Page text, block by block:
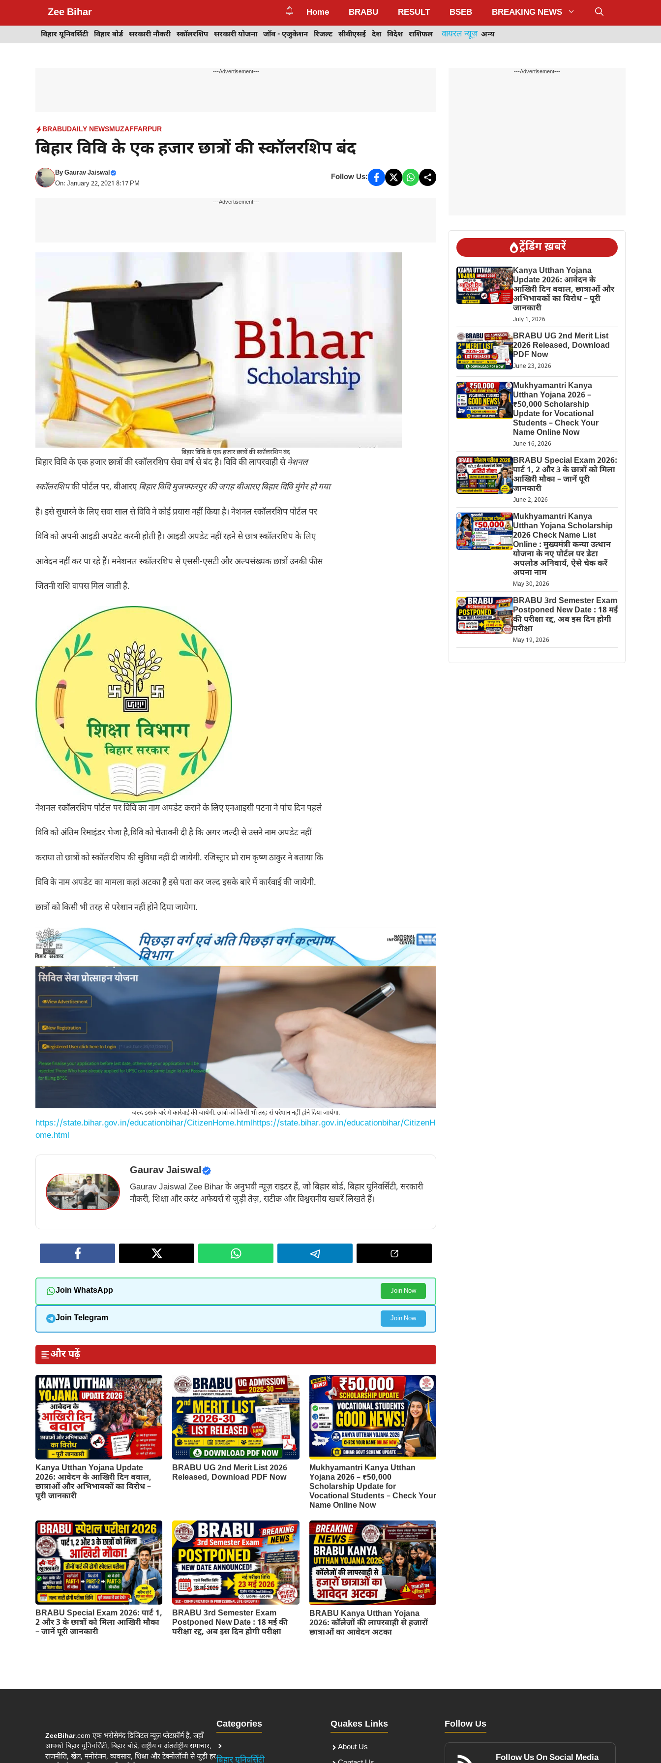
Zee Bihar Home BRABU RESULT BSEB BREAKING NEWS
बिहार यूनिवर्सिटी बिहार बोर्ड सरकारी नौकरी स्कॉलरशिप सरकारी योजना जॉब - एजुकेशन रिजल्ट सीबीएसई देश विदेश राशिफल वायरल न्यूज़ अन्य
---Advertisement---
BRABUDAILY NEWSMUZAFFARPUR
बिहार विवि के एक हजार छात्रों की स्कॉलरशिप बंद
ByGaurav Jaiswal
On: January 22, 2021 8:17 PM
Follow Us:
---Advertisement---
बिहार विवि के एक हजार छात्रों की स्कॉलरशिप बंद
बिहार विवि के एक हजार छात्रों की स्कॉलरशिप सेवा वर्ष से बंद है। विवि की लापरवाही से नेशनल
स्कॉलरशिपकी पोर्टल पर, बीआरएबिहार विवि मुजफ्फरपुर की जगह बीआरए बिहार विवि मुंगेर हो गया
है। इसे सुधारने के लिए सवा साल से विवि ने कोई प्रयास नहीं किया है। नेशनल स्कॉलरशिप पोर्टल पर
विवि को अपनी आइडी अपडेट करनी होती है। आइडी अपडेट नहीं रहने से छात्र स्कॉलरशिप के लिए
आवेदन नहीं कर पा रहे हैं। मनेशनल स्कॉलरशिप से एससी-एसटी और अल्पसंख्यक छात्रों उनकी फीस
जितनी राशि वापस मिल जाती है.
नेशनल स्कॉलरशिप पोर्टल पर विवि का नाम अपडेट कराने के लिए एनआइसी पटना ने पांच दिन पहले
विवि को अंतिम रिमाइंडर भेजा है,विवि को चेतावनी दी है कि अगर जल्दी से उसने नाम अपडेट नहीं
कराया तो छात्रों को स्कॉलरशिप की सुविधा नहीं दी जायेगी. रजिस्ट्रार प्रो राम कृष्ण ठाकुर ने बताया कि
विवि के नाम अपडेट का मामला कहां अटका है इसे पता कर जल्द इसके बारे में कार्रवाई की जायेगी.
छात्रों को किसी भी तरह से परेशान नहीं होने दिया जायेगा.
जल्द इसके बारे में कार्रवाई की जायेगी. छात्रों को किसी भी तरह से परेशान नहीं होने दिया जायेगा.
https://state.bihar.gov.in/educationbihar/CitizenHome.htmlhttps://state.bihar.gov.in/educationbihar/CitizenH
ome.html
Gaurav Jaiswal
Gaurav Jaiswal Zee Bihar के अनुभवी न्यूज़ राइटर हैं, जो बिहार बोर्ड, बिहार यूनिवर्सिटी, सरकारी
नौकरी, शिक्षा और करंट अफेयर्स से जुड़ी तेज़, सटीक और विश्वसनीय खबरें लिखते हैं।
Join WhatsApp Join Now
Join Telegram Join Now
और पढ़ें
Kanya Utthan Yojana Update
2026: आवेदन के आखिरी दिन बवाल,
छात्राओं और अभिभावकों का विरोध –
पूरी जानकारी
BRABU UG 2nd Merit List 2026
Released, Download PDF Now
Mukhyamantri Kanya Utthan
Yojana 2026 – ₹50,000
Scholarship Update for
Vocational Students – Check Your
Name Online Now
BRABU Special Exam 2026: पार्ट 1,
2 और 3 के छात्रों को मिला आखिरी मौका
– जानें पूरी जानकारी
BRABU 3rd Semester Exam
Postponed New Date : 18 मई की
परीक्षा रद्द, अब इस दिन होगी परीक्षा
BRABU Kanya Utthan Yojana
2026: कॉलेजों की लापरवाही से हजारों
छात्राओं का आवेदन अटका
---Advertisement---
ट्रेंडिंग ख़बरें
Kanya Utthan Yojana
Update 2026: आवेदन के
आखिरी दिन बवाल, छात्राओं और
अभिभावकों का विरोध – पूरी
जानकारी
July 1, 2026
BRABU UG 2nd Merit List
2026 Released, Download
PDF Now
June 23, 2026
Mukhyamantri Kanya
Utthan Yojana 2026 –
₹50,000 Scholarship
Update for Vocational
Students – Check Your
Name Online Now
June 16, 2026
BRABU Special Exam 2026:
पार्ट 1, 2 और 3 के छात्रों को मिला
आखिरी मौका – जानें पूरी
जानकारी
June 2, 2026
Mukhyamantri Kanya
Utthan Yojana Scholarship
2026 Check Name List
Online : मुख्यमंत्री कन्या उत्थान
योजना के नए पोर्टल पर डेटा
अपलोड अनिवार्य, ऐसे चेक करें
अपना नाम
May 30, 2026
BRABU 3rd Semester Exam
Postponed New Date : 18 मई
की परीक्षा रद्द, अब इस दिन होगी
परीक्षा
May 19, 2026
ZeeBihar.com एक भरोसेमंद डिजिटल न्यूज़ प्लेटफ़ॉर्म है, जहाँ
आपको बिहार यूनिवर्सिटी, बिहार बोर्ड, राष्ट्रीय व अंतर्राष्ट्रीय समाचार,
राजनीति, खेल, मनोरंजन, व्यवसाय, शिक्षा और टेक्नोलॉजी से जुड़ी हर
Categories
बिहार यूनिवर्सिटी
Quakes Links
About Us
Follow Us
Follow Us On Social Media